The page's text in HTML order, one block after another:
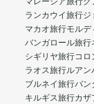
ランカウイ旅行ジ
マカオ旅行モルデ
バンガロール旅行
シギリヤ旅行コロ
ラオス旅行ルアン
ブルネイ旅行バン
キルギス旅行カザ